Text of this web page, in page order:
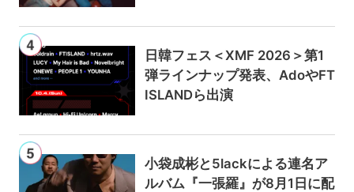
日韓フェス＜XMF 2026＞第1
弾ラインナップ発表、AdoやFT
ISLANDら出演
小袋成彬と5lackによる連名ア
ルバム『一張羅』が8月1日に配